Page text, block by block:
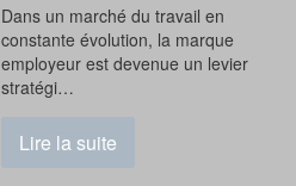
Dans un marché du travail en
constante évolution, la marque
employeur est devenue un levier
stratégi…
Lire la suite